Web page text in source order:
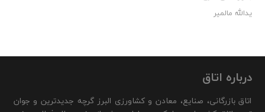
یدالله مالمیر
درباره اتاق
اتاق بازرگانی، صنایع، معادن و کشاورزی البرز گرچه جدیدترین و جوان